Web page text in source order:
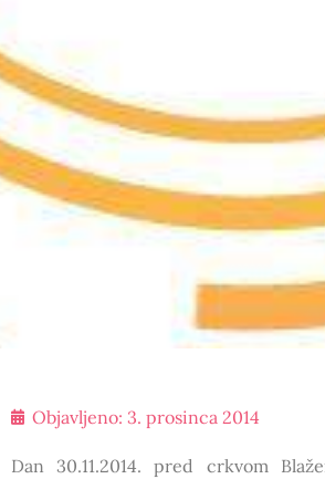
Objavljeno: 3. prosinca 2014
Dan 30.11.2014. pred crkvom